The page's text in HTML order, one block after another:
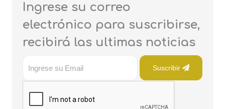
Ingrese su correo
electrónico para suscribirse,
recibirá las ultimas noticias
Suscribir